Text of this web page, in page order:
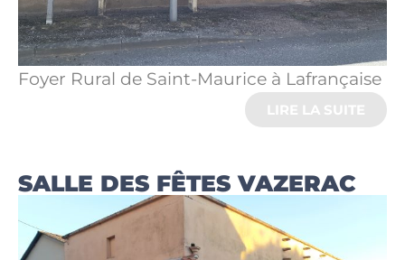
Foyer Rural de Saint-Maurice à Lafrançaise
LIRE LA SUITE
SALLE DES FÊTES VAZERAC